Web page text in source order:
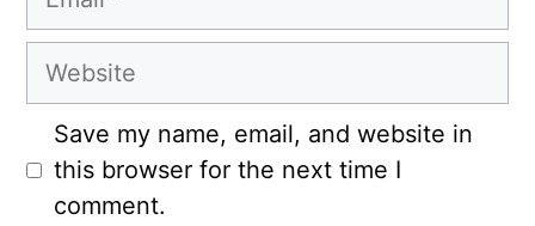
Website
Save my name, email, and website in
this browser for the next time I
comment.